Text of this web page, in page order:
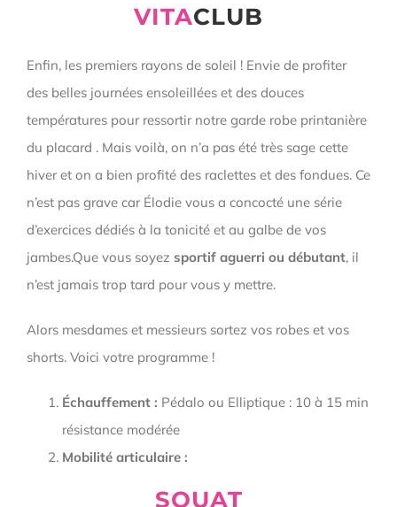
VITACLUB
Enfin, les premiers rayons de soleil ! Envie de profiter
des belles journées ensoleillées et des douces
températures pour ressortir notre garde robe printanière
du placard . Mais voilà, on n’a pas été très sage cette
hiver et on a bien profité des raclettes et des fondues. Ce
n’est pas grave car Élodie vous a concocté une série
d’exercices dédiés à la tonicité et au galbe de vos
jambes.Que vous soyez sportif aguerri ou débutant, il
n’est jamais trop tard pour vous y mettre.
Alors mesdames et messieurs sortez vos robes et vos
shorts. Voici votre programme !
Échauffement : Pédalo ou Elliptique : 10 à 15 min
résistance modérée
Mobilité articulaire :
SQUAT